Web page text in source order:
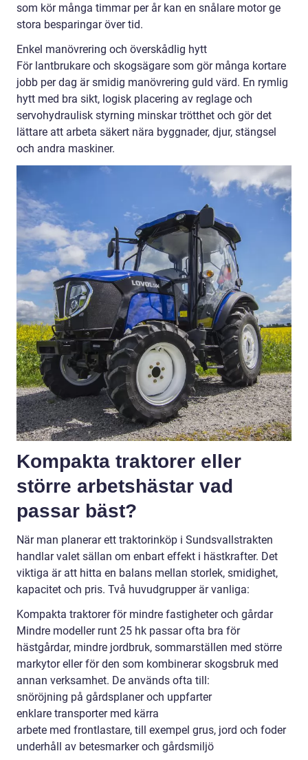
som kör många timmar per år kan en snålare motor ge
stora besparingar över tid.
Enkel manövrering och överskådlig hytt
För lantbrukare och skogsägare som gör många kortare
jobb per dag är smidig manövrering guld värd. En rymlig
hytt med bra sikt, logisk placering av reglage och
servohydraulisk styrning minskar trötthet och gör det
lättare att arbeta säkert nära byggnader, djur, stängsel
och andra maskiner.
Kompakta traktorer eller
större arbetshästar vad
passar bäst?
När man planerar ett traktorinköp i Sundsvallstrakten
handlar valet sällan om enbart effekt i hästkrafter. Det
viktiga är att hitta en balans mellan storlek, smidighet,
kapacitet och pris. Två huvudgrupper är vanliga:
Kompakta traktorer för mindre fastigheter och gårdar
Mindre modeller runt 25 hk passar ofta bra för
hästgårdar, mindre jordbruk, sommarställen med större
markytor eller för den som kombinerar skogsbruk med
annan verksamhet. De används ofta till:
snöröjning på gårdsplaner och uppfarter
enklare transporter med kärra
arbete med frontlastare, till exempel grus, jord och foder
underhåll av betesmarker och gårdsmiljö